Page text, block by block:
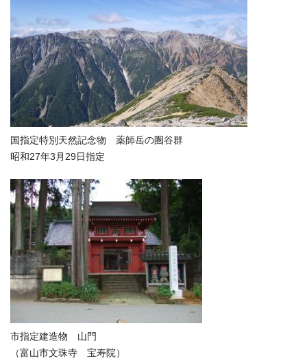
国指定特別天然記念物 薬師岳の圏谷群
昭和27年3月29日指定
市指定建造物 山門
（富山市文珠寺 宝寿院）